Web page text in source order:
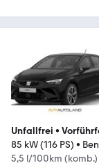
Unfallfrei •
85 kW (116 PS) •
5,5 l/100km (komb.)